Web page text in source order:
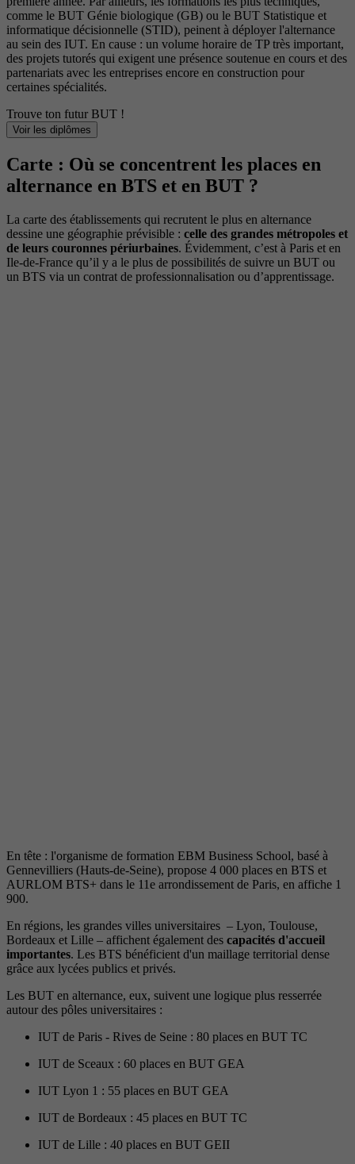
comme le BUT Génie biologique (GB) ou le BUT Statistique et
informatique décisionnelle (STID), peinent à déployer l'alternance
au sein des IUT. En cause : un volume horaire de TP très important,
des projets tutorés qui exigent une présence soutenue en cours et des
partenariats avec les entreprises encore en construction pour
certaines spécialités.
Trouve ton futur BUT !
Voir les diplômes
Carte : Où se concentrent les places en
alternance en BTS et en BUT ?
La carte des établissements qui recrutent le plus en alternance
dessine une géographie prévisible : celle des grandes métropoles et
de leurs couronnes périurbaines. Évidemment, c’est à Paris et en
Ile-de-France qu’il y a le plus de possibilités de suivre un BUT ou
un BTS via un contrat de professionnalisation ou d’apprentissage.
En tête : l'organisme de formation EBM Business School, basé à
Gennevilliers (Hauts-de-Seine), propose 4 000 places en BTS et
AURLOM BTS+ dans le 11e arrondissement de Paris, en affiche 1
900.
En régions, les grandes villes universitaires – Lyon, Toulouse,
Bordeaux et Lille – affichent également des capacités d'accueil
importantes. Les BTS bénéficient d'un maillage territorial dense
grâce aux lycées publics et privés.
Les BUT en alternance, eux, suivent une logique plus resserrée
autour des pôles universitaires :
IUT de Paris - Rives de Seine : 80 places en BUT TC
IUT de Sceaux : 60 places en BUT GEA
IUT Lyon 1 : 55 places en BUT GEA
IUT de Bordeaux : 45 places en BUT TC
IUT de Lille : 40 places en BUT GEII